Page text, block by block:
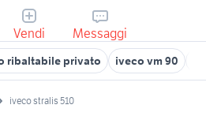
Vendi Messaggi
ribaltabile privato iveco vm 90
iveco stralis 510